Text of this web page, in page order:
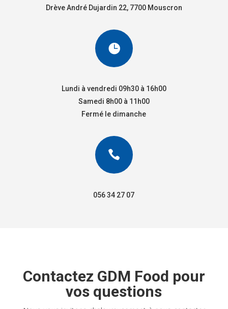
Drève André Dujardin 22, 7700 Mouscron

Lundi à vendredi 09h30 à 16h00
Samedi 8h00 à 11h00
Fermé le dimanche

056 34 27 07
Contactez GDM Food pour
vos questions